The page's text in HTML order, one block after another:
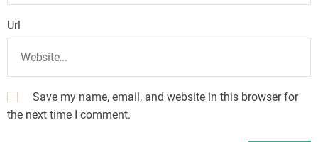
Url
Save my name, email, and website in this browser for
the next time I comment.